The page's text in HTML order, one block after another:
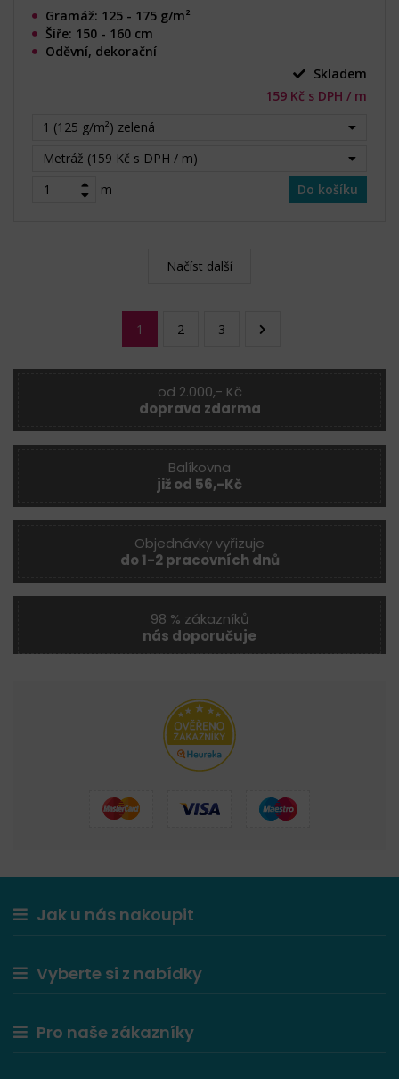
Gramáž: 125 - 175 g/m²
Šíře: 150 - 160 cm
Oděvní, dekorační
Skladem
159 Kč s DPH / m
1 (125 g/m²) zelená
Metráž (159 Kč s DPH / m)
m
Do košíku
Načíst další
1 2 3
od 2.000,- Kč
doprava zdarma
Balíkovna
již od 56,-Kč
Objednávky vyřizuje
do 1-2 pracovních dnů
98 % zákazníků
nás doporučuje
Jak u nás nakoupit
Vyberte si z nabídky
Pro naše zákazníky